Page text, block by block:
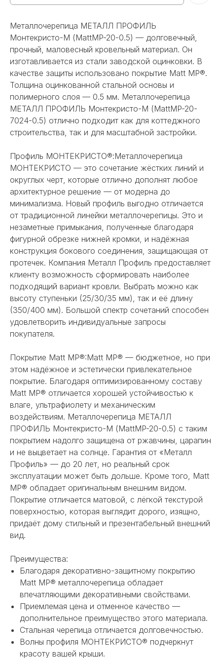
Металлочерепица МЕТАЛЛ ПРОФИЛЬ
Монтекристо-М (MattMP-20-0.5) — долговечный,
прочный, маловесный кровельный материал. Он
изготавливается из стали заводской оцинковки. В
качестве защиты использовано покрытие Matt MP®.
Толщина оцинкованной стальной основы и
полимерного слоя — 0.5 мм. Металлочерепица
МЕТАЛЛ ПРОФИЛЬ Монтекристо-М (MattMP-20-
7024-0.5) отлично подходит как для коттеджного
строительства, так и для масштабной застройки.
Профиль МОНТЕКРИСТО®:Металлочерепица
МОНТЕКРИСТО — это сочетание жёстких линий и
округлых черт, которые отлично дополнят любое
архитектурное решение — от модерна до
минимализма. Новый профиль выгодно отличается
от традиционной линейки металлочерепицы. Это и
незаметные примыкания, полученные благодаря
фигурной обрезке нижней кромки, и надёжная
конструкция бокового соединения, защищающая от
протечек. Компания Металл Профиль предоставляет
клиенту возможность сформировать наиболее
подходящий вариант кровли. Выбрать можно как
высоту ступеньки (25/30/35 мм), так и её длину
(350/400 мм). Большой спектр сочетаний способен
удовлетворить индивидуальные запросы
покупателя.
Покрытие Matt MP®:Matt MP® — бюджетное, но при
этом надёжное и эстетически привлекательное
покрытие. Благодаря оптимизированному составу
Matt MP® отличается хорошей устойчивостью к
влаге, ультрафиолету и механическим
воздействиям. Металлочерепица МЕТАЛЛ
ПРОФИЛЬ Монтекристо-М (MattMP-20-0.5) с таким
покрытием надолго защищена от ржавчины, царапин
и не выцветает на солнце. Гарантия от «Металл
Профиль» — до 20 лет, но реальный срок
эксплуатации может быть дольше. Кроме того, Matt
MP® обладает оригинальным внешним видом.
Покрытие отличается матовой, с лёгкой текстурой
поверхностью, которая выглядит дорого, изящно,
придаёт дому стильный и презентабельный внешний
вид.
Преимущества:
Благодаря декоративно-защитному покрытию
Matt MP® металлочерепица обладает
впечатляющими декоративными свойствами.
Приемлемая цена и отменное качество —
дополнительное преимущество этого материала.
Стальная черепица отличается долговечностью.
Волны профиля МОНТЕКРИСТО® подчеркнут
красоту вашей крыши.